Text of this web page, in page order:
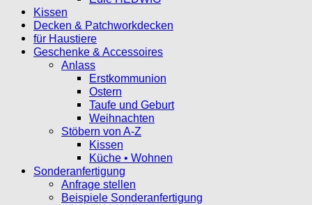
Kissen
Decken & Patchworkdecken
für Haustiere
Geschenke & Accessoires
Anlass
Erstkommunion
Ostern
Taufe und Geburt
Weihnachten
Stöbern von A-Z
Kissen
Küche • Wohnen
Sonderanfertigung
Anfrage stellen
Beispiele Sonderanfertigung